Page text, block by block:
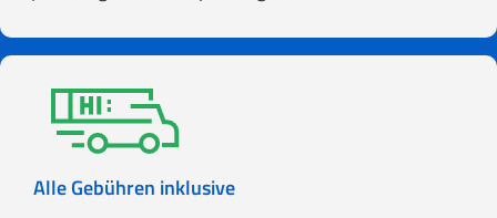
Alle Gebühren inklusive